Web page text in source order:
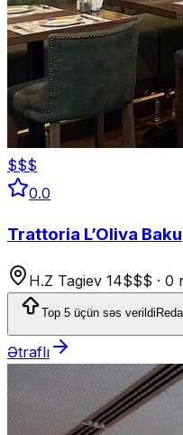
$$$
0.0
Trattoria L’Oliva Baku
H.Z Tagiev 14$$$ · 0
Top 5 üçün səs verildi
Ətraflı